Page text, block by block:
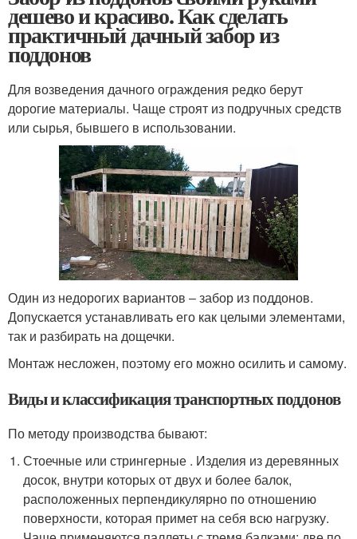
дешево и красиво. Как сделать
практичный дачный забор из
поддонов
Для возведения дачного ограждения редко берут
дорогие материалы. Чаще строят из подручных средств
или сырья, бывшего в использовании.
Один из недорогих вариантов ‒ забор из поддонов.
Допускается устанавливать его как целыми элементами,
так и разбирать на дощечки.
Монтаж несложен, поэтому его можно осилить и самому.
Виды и классификация транспортных поддонов
По методу производства бывают:
Стоечные или стрингерные . Изделия из деревянных
досок, внутри которых от двух и более балок,
расположенных перпендикулярно по отношению
поверхности, которая примет на себя всю нагрузку.